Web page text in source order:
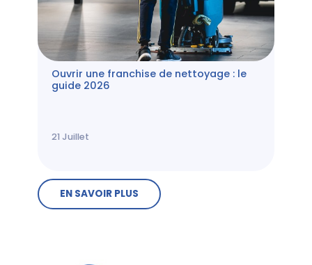
Ouvrir une franchise de nettoyage : le
guide 2026
21 Juillet
EN SAVOIR PLUS